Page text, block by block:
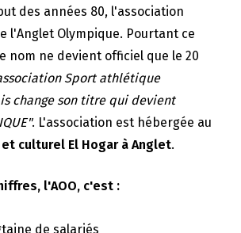
des années 80, l'association
l'Anglet Olympique. Pourtant ce
nom ne devient officiel que le 20
Sport athlétique
change son titre qui devient
. L'association est hébergée au
culturel El Hogar à Anglet.
l'AOO, c'est :
de salariés